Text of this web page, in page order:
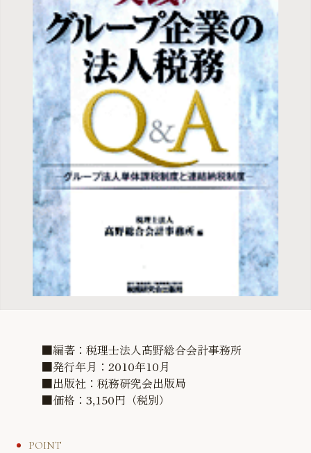
■編著：税理士法人髙野総合会計事務所
■発行年月：2010年10月
■出版社：税務研究会出版局
■価格：3,150円（税別）
POINT